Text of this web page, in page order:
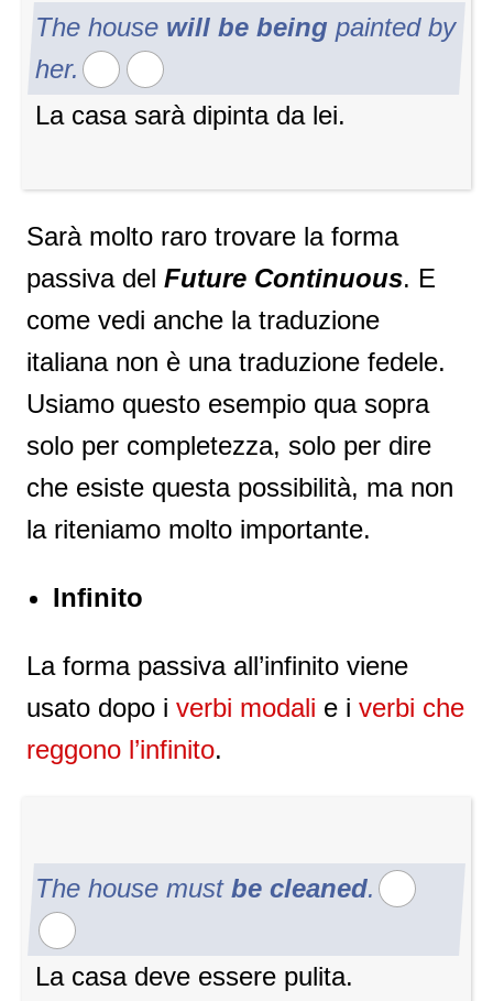
The house will be being painted by
her.
La casa sarà dipinta da lei.
Sarà molto raro trovare la forma
passiva del Future Continuous. E
come vedi anche la traduzione
italiana non è una traduzione fedele.
Usiamo questo esempio qua sopra
solo per completezza, solo per dire
che esiste questa possibilità, ma non
la riteniamo molto importante.
Infinito
La forma passiva all’infinito viene
usato dopo i verbi modali e i verbi che
reggono l’infinito.
The house must be cleaned.
La casa deve essere pulita.